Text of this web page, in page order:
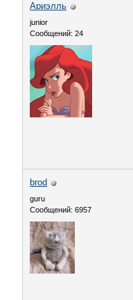
Ариэлль
junior
Сообщений: 24
brod
guru
Сообщений: 6957